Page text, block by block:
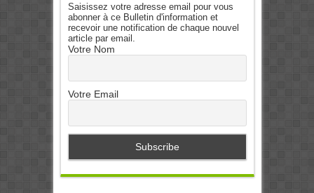
Saisissez votre adresse email pour vous
abonner à ce Bulletin d'information et
recevoir une notification de chaque nouvel
article par email.
Votre Nom
Votre Email